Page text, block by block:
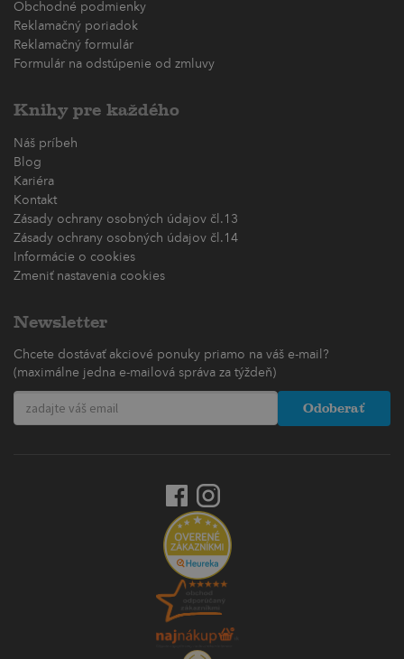
Obchodné podmienky
Reklamačný poriadok
Reklamačný formulár
Formulár na odstúpenie od zmluvy
Knihy pre každého
Náš príbeh
Blog
Kariéra
Kontakt
Zásady ochrany osobných údajov čl.13
Zásady ochrany osobných údajov čl.14
Informácie o cookies
Zmeniť nastavenia cookies
Newsletter
Chcete dostávať akciové ponuky priamo na váš e-mail?
(maximálne jedna e-mailová správa za týždeň)
Odoberať